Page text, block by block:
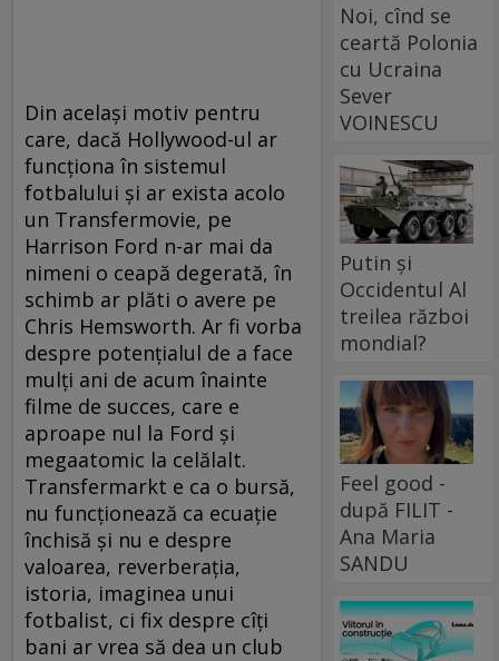
Din acelaşi motiv pentru
care, dacă Hollywood-ul ar
funcţiona în sistemul
fotbalului şi ar exista acolo
un Transfermovie, pe
Harrison Ford n-ar mai da
nimeni o ceapă degerată, în
schimb ar plăti o avere pe
Chris Hemsworth. Ar fi vorba
despre potenţialul de a face
mulţi ani de acum înainte
filme de succes, care e
aproape nul la Ford şi
megaatomic la celălalt.
Transfermarkt e ca o bursă,
nu funcţionează ca ecuaţie
închisă şi nu e despre
valoarea, reverberaţia,
istoria, imaginea unui
fotbalist, ci fix despre cîţi
bani ar vrea să dea un club
Noi, cînd se
ceartă Polonia
cu Ucraina
Sever
VOINESCU
Putin și
Occidentul Al
treilea război
mondial?
Feel good -
după FILIT -
Ana Maria
SANDU